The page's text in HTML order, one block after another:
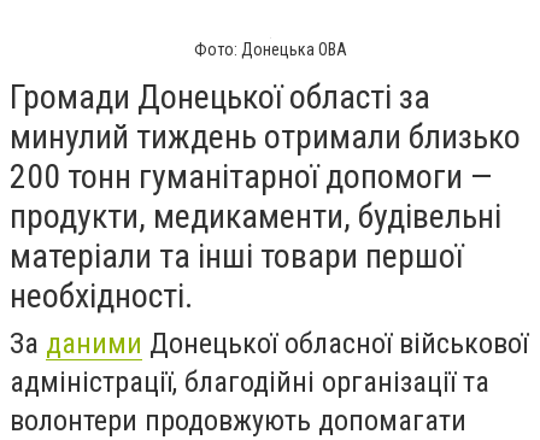
Фото: Донецька ОВА
Громади Донецької області за
минулий тиждень отримали близько
200 тонн гуманітарної допомоги —
продукти, медикаменти, будівельні
матеріали та інші товари першої
необхідності.
За даними Донецької обласної військової
адміністрації, благодійні організації та
волонтери продовжують допомагати